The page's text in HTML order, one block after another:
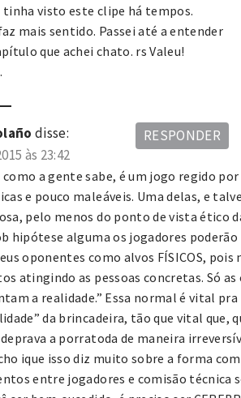
tinha visto este clipe há tempos.
mais sentido. Passei até a entender
que achei chato. rs Valeu!
disse:
às 23:42
a gente sabe, é um jogo regido
e pouco maleáveis. Uma delas, e
pelo menos do ponto de vista ético
hipótese alguma os jogadores poderão
oponentes como alvos FÍSICOS, pois
atingindo as pessoas concretas. Só as
a realidade.” Essa normal é vital pra
da brincadeira, tão que vital que,
a porratoda de maneira
ique isso diz muito sobre a forma
entre jogadores e comisão técnica
RESPONDER